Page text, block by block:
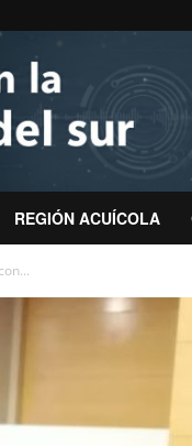
REGIÓN ACUÍCOLA